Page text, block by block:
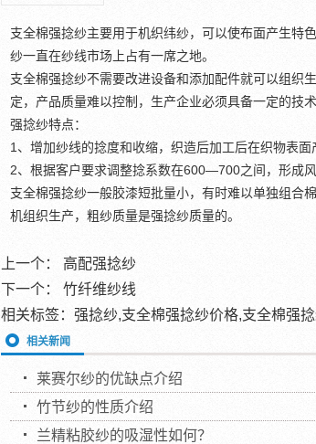
支全棉强捻纱主要用于机织纬纱，可以使布面产生特
纱一直在纱线市场上占有一席之地。
支全棉强捻纱不需要改进设备和添加配件就可以组织
定，产品质量难以控制，生产企业必须具备一定的技
强捻纱特点：
1、增加纱线的捻度和收缩，织造后加工后在织物表面
2、根据客户要求调整捻系数在600—700之间，形成风
支全棉强捻纱一般胶漆短批量小，有时难以单独组合
机组织生产，粗纱质量是强捻纱质量的。
上一个： 高配强捻纱
下一个： 竹纤维纱线
相关标签：强捻纱,支全棉强捻纱价格,支全棉强
相关新闻
莱赛尔纱的优缺点介绍
竹节纱的性质介绍
兰精粘胶纱的吸湿性如何？